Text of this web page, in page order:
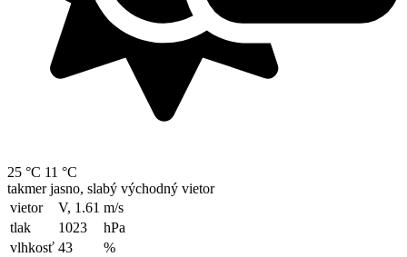
25 °C 11 °C
takmer jasno, slabý východný vietor
vietor
V, 1.61 m/s
tlak
1023
hPa
vlhkosť 43
%